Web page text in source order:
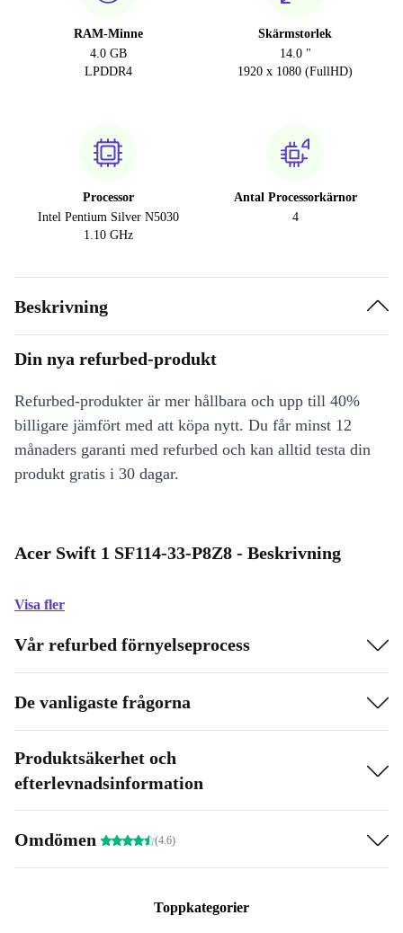
RAM-Minne
4.0 GB
LPDDR4
Skärmstorlek
14.0 "
1920 x 1080 (FullHD)
Processor
Intel Pentium Silver N5030
1.10 GHz
Antal Processorkärnor
4
Beskrivning
Din nya refurbed-produkt
Refurbed-produkter är mer hållbara och upp till 40%
billigare jämfört med att köpa nytt. Du får minst 12
månaders garanti med refurbed och kan alltid testa din
produkt gratis i 30 dagar.
Acer Swift 1 SF114-33-P8Z8 - Beskrivning
Visa fler
Vår refurbed förnyelseprocess
De vanligaste frågorna
Produktsäkerhet och
efterlevnadsinformation
Omdömen (4.6)
Toppkategorier